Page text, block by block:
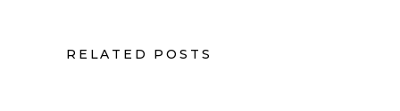
RELATED POSTS